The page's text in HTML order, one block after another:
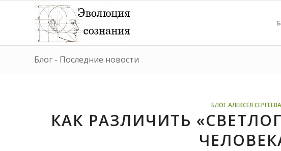
Блог - Последние новости
БЛОГ АЛЕКСЕЯ СЕРГЕЕВА
КАК РАЗЛИЧИТЬ